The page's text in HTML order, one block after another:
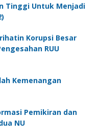
Tinggi Untuk Menjadi
Korupsi Besar
RUU
Kemenangan
Pemikiran dan
NU